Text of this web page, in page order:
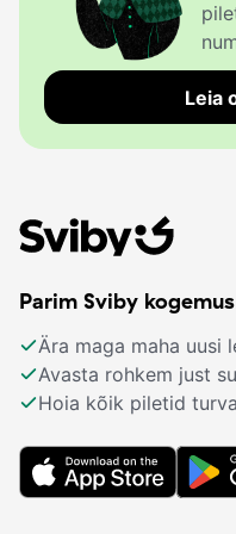
Leia
Parim Sviby
Ära maga maha uusi
Avasta rohkem just
Hoia kõik piletid